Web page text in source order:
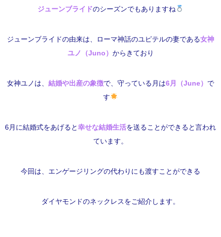
ジューンブライドのシーズンでもありますね
ジューンブライドの由来は、ローマ神話のユピテルの妻である女神
ユノ（Juno） からきており
女神ユノは、 結婚や出産の象徴で、守っている月は6月（June） で
す
6月に結婚式をあげると幸せな結婚生活を送ることができると言われ
ています。
今回は、エンゲージリングの代わりにも渡すことができる
ダイヤモンドのネックレスをご紹介します。